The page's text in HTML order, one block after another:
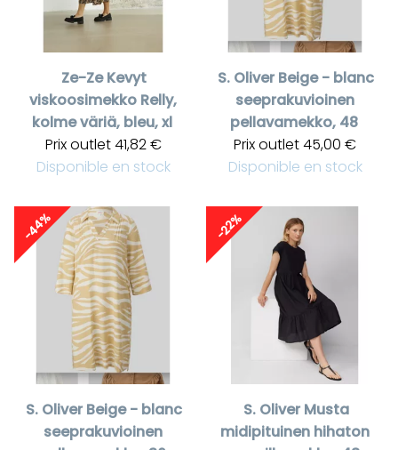
Ze-Ze Kevyt
viskoosimekko Relly,
kolme väriä, bleu, xl
Prix outlet41,82 €
Disponible en stock
S. Oliver Beige - blanc
seeprakuvioinen
pellavamekko, 48
Prix outlet45,00 €
Disponible en stock
-44%
S. Oliver Beige - blanc
seeprakuvioinen
-22%
S. Oliver Musta
midipituinen hihaton